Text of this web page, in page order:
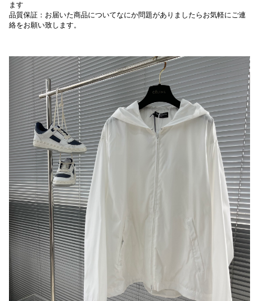
ます
品質保証：お届いた商品についてなにか問題がありましたらお気軽にご連
絡をお願い致します。